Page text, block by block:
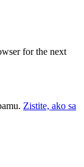
for the next
Zistite, ako sa